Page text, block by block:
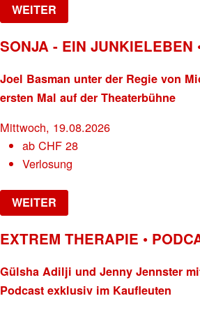
WEITER
SONJA - EIN JUNKIELEBEN
Joel Basman unter der Regie von
ersten Mal auf der Theaterbühne
Mittwoch, 19.08.2026
abCHF 28
Verlosung
WEITER
EXTREM THERAPIE •
Gülsha Adilji und Jenny Jennster
Podcast exklusiv im Kaufleuten